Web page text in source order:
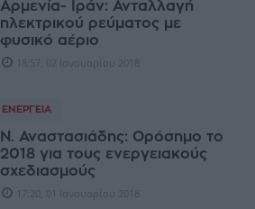
Αρμενία- Ιράν: Ανταλλαγή
ηλεκτρικού ρεύματος με
φυσικό αέριο
18:57, 02 Ιανουαρίου 2018
ΕΝΈΡΓΕΙΑ
Ν. Αναστασιάδης: Ορόσημο το
2018 για τους ενεργειακούς
σχεδιασμούς
17:20, 01 Ιανουαρίου 2018